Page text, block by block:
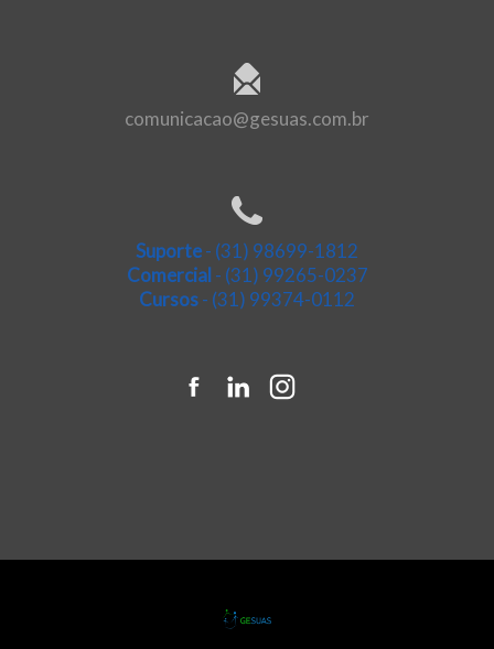
comunicacao@gesuas.com.br
Suporte- (31) 98699-1812
Comercial - (31) 99265-0237
Cursos- (31) 99374-0112